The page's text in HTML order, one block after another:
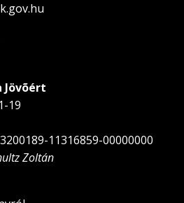
Jövõért
19
11316859-00000000
Zoltán